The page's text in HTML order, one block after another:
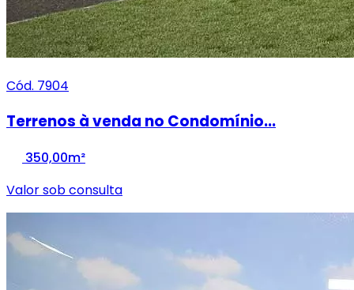
Cód. 7904
Terrenos à venda no Condomínio...
350,00m²
Valor sob consulta